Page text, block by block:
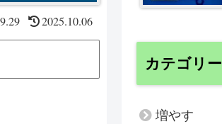
2025.10.06
カテゴリー
増やす